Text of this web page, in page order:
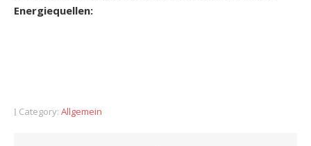
Energiequellen:
Category: Allgemein